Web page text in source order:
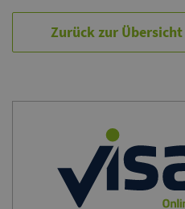
Zurück zur Übersicht